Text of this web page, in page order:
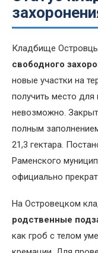
Кладбище
свободного
новые участки на
получить место для
невозможно.
полным
21,3 гектара.
Раменского
официально
На Островецком
родственные
как гроб с телом